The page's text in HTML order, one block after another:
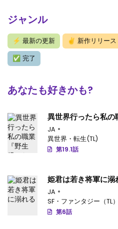
ジャンル
⚡ 最新の更新 ✌ 新作リリース
✅ 完了
あなたも好きかも?
異世界行ったら私
JA
異世界・転生(TL)
第19.1話
姫君は若き将軍に溺
JA
SF・ファンタジー（TL）
第6話